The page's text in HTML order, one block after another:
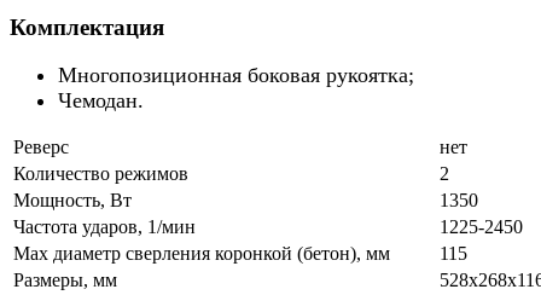
Комплектация
Многопозиционная боковая рукоятка;
Чемодан.
Реверс
нет
Количество режимов
2
Мощность, Вт
1350
Частота ударов, 1/мин
1225-2450
Max диаметр сверления коронкой (бетон), мм
115
Размеры, мм